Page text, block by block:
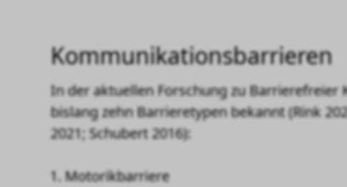
Kommunikationsbarrieren
In der aktuellen Forschung zu Barrierefreier
bislang zehn Barrieretypen bekannt (Rink
2021; Schubert 2016):
Motorikbarriere